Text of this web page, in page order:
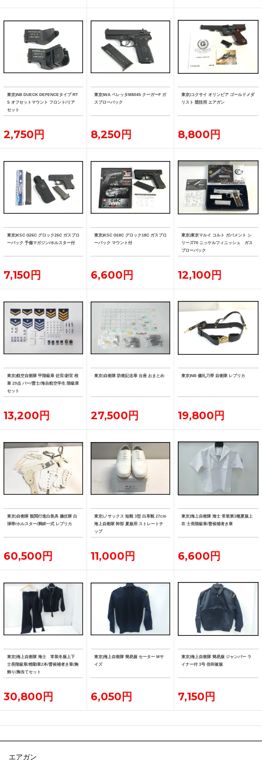
東京)NB DUECK DEFENCEタイプ RT
S オフセットマウント フロント/リア
セット
2,750円
東京)WA ベレッタM8045 クーガーF ガ
スブローバック
8,250円
東京)コクサイ オリンピア ゴールドメダ
リスト 競技用 エアガン
8,800円
東京)KSC G26C グロック26C ガスブロ
ーバック 予備マガジン/ホルスター付
7,150円
東京)KSC G18C グロック18C ガスブロ
ーバック マウント付
6,600円
東京)東京マルイ コルト ガバメント シ
リーズ70 ニッケルフィニッシュ ガス
ブローバック
12,100円
東京)航空自衛隊 甲階級章 佐官/尉官 桜
章 29点 バー/曹士/海自航空学生 階級章
セット
13,200円
東京)自衛隊 防衛記念章 台座 おまとめ
27,500円
東京)NB 儀礼刀帯 自衛隊 レプリカ
19,800円
東京)自衛隊 観閲行進白装具 儀仗隊 白
弾帯/ホルスター/脚絆一式 レプリカ
60,500円
東京)ノサックス 短靴 3型 白革靴 27cm
海上自衛隊 幹部 夏服用 ストレートチ
ップ
11,000円
東京)海上自衛隊 海士 常装第3種夏服上
衣 士長階級章/曹候補者き章
6,600円
東京)海上自衛隊 海士 常装冬服上下
士長階級章/精勤章2本/曹候補者き章/胸
飾り/胸当てセット
30,800円
東京)海上自衛隊 簡易服 セーター Mサ
イズ
6,050円
東京)海上自衛隊 簡易服 ジャンパー ラ
イナー付 3号 信和被服
7,150円
エアガン